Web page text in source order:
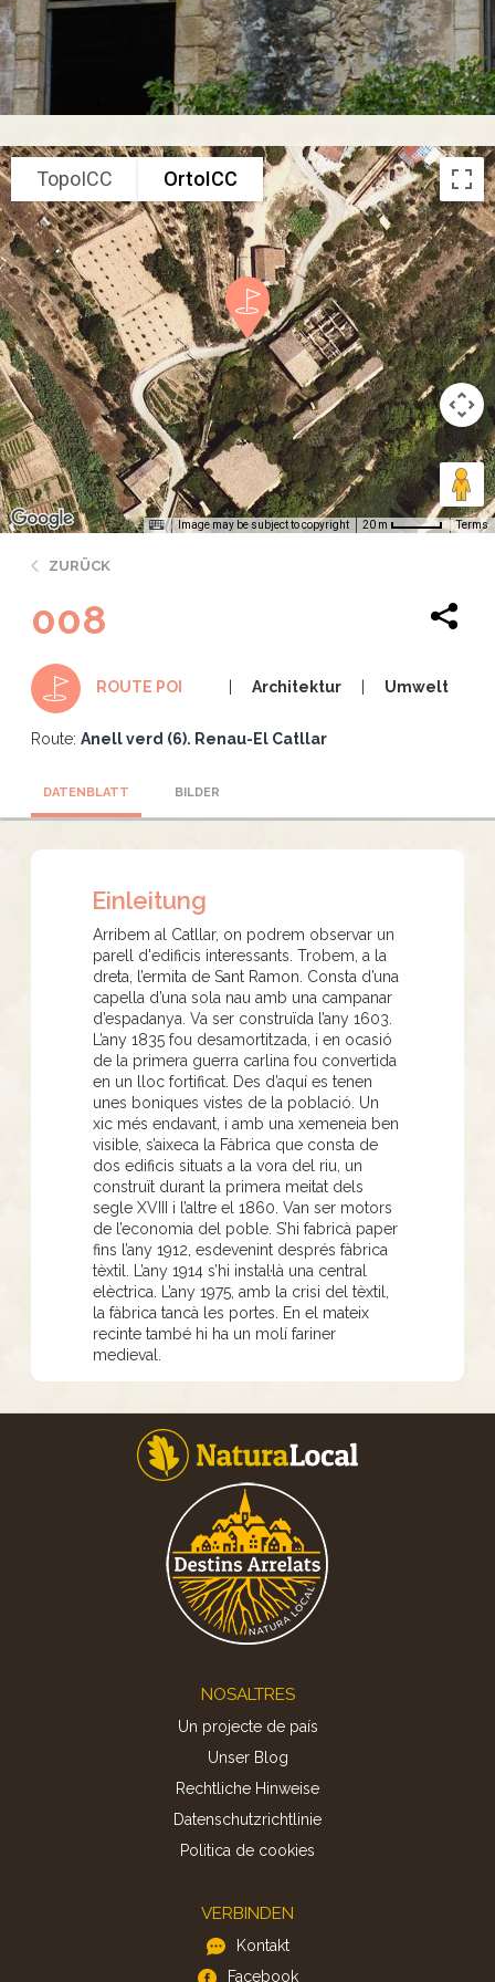
TopoICC OrtoICC
Image may be subject to copyright 20 m Terms
ZURÜCK
008
ROUTE POI Architektur Umwelt
Route: Anell verd (6). Renau-El Catllar
DATENBLATT BILDER
Einleitung
Arribem al Catllar, on podrem observar un
parell d'edificis interessants. Trobem, a la
dreta, l’ermita de Sant Ramon. Consta d’una
capella d’una sola nau amb una campanar
d’espadanya. Va ser construïda l’any 1603.
L’any 1835 fou desamortitzada, i en ocasió
de la primera guerra carlina fou convertida
en un lloc fortificat. Des d’aquí es tenen
unes boniques vistes de la població. Un
xic més endavant, i amb una xemeneia ben
visible, s’aixeca la Fàbrica que consta de
dos edificis situats a la vora del riu, un
construït durant la primera meitat dels
segle XVIII i l’altre el 1860. Van ser motors
de l’economia del poble. S’hi fabricà paper
fins l’any 1912, esdevenint després fàbrica
tèxtil. L’any 1914 s’hi instal·là una central
elèctrica. L’any 1975, amb la crisi del tèxtil,
la fàbrica tancà les portes. En el mateix
recinte també hi ha un molí fariner
medieval.
NOSALTRES
Un projecte de país
Unser Blog
Rechtliche Hinweise
Datenschutzrichtlinie
Politica de cookies
VERBINDEN
Kontakt
Facebook